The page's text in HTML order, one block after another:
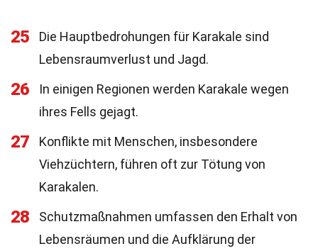
25
Die Hauptbedrohungen für Karakale sind
Lebensraumverlust und Jagd.
26
In einigen Regionen werden Karakale wegen
ihres Fells gejagt.
27
Konflikte mit Menschen, insbesondere
Viehzüchtern, führen oft zur Tötung von
Karakalen.
28
Schutzmaßnahmen umfassen den Erhalt von
Lebensräumen und die Aufklärung der